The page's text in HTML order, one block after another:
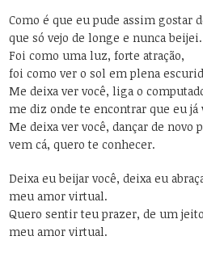
Como é que eu pude assim gostar
que só vejo de longe e nunca beijei.
Foi como uma luz, forte atração,
foi como ver o sol em plena
Me deixa ver você, liga o
me diz onde te encontrar que eu já
Me deixa ver você, dançar de novo
vem cá, quero te conhecer.
Deixa eu beijar você, deixa eu
meu amor virtual.
Quero sentir teu prazer, de um
meu amor virtual.